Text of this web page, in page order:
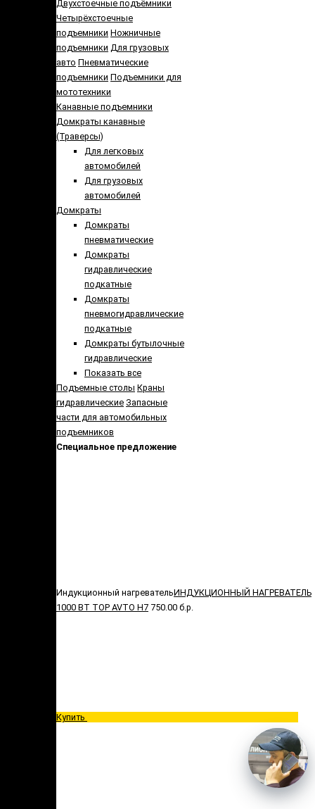
Двухстоечные подъёмники
Четырёхстоечные
подъемники Ножничные
подъемники Для грузовых
авто Пневматические
подъемники Подъемники для
мототехники
Канавные подъемники
Домкраты канавные
(Траверсы)
Для легковых
автомобилей
Для грузовых
автомобилей
Домкраты
Домкраты
пневматические
Домкраты
гидравлические
подкатные
Домкраты
пневмогидравлические
подкатные
Домкраты бутылочные
гидравлические
Показать все
Подъемные столы Краны
гидравлические Запасные
части для автомобильных
подъемников
Специальное предложение
Индукционный нагревательИНДУКЦИОННЫЙ НАГРЕВАТЕЛЬ
1000 ВТ TOP AVTO H7 750.00 б.р.
Купить